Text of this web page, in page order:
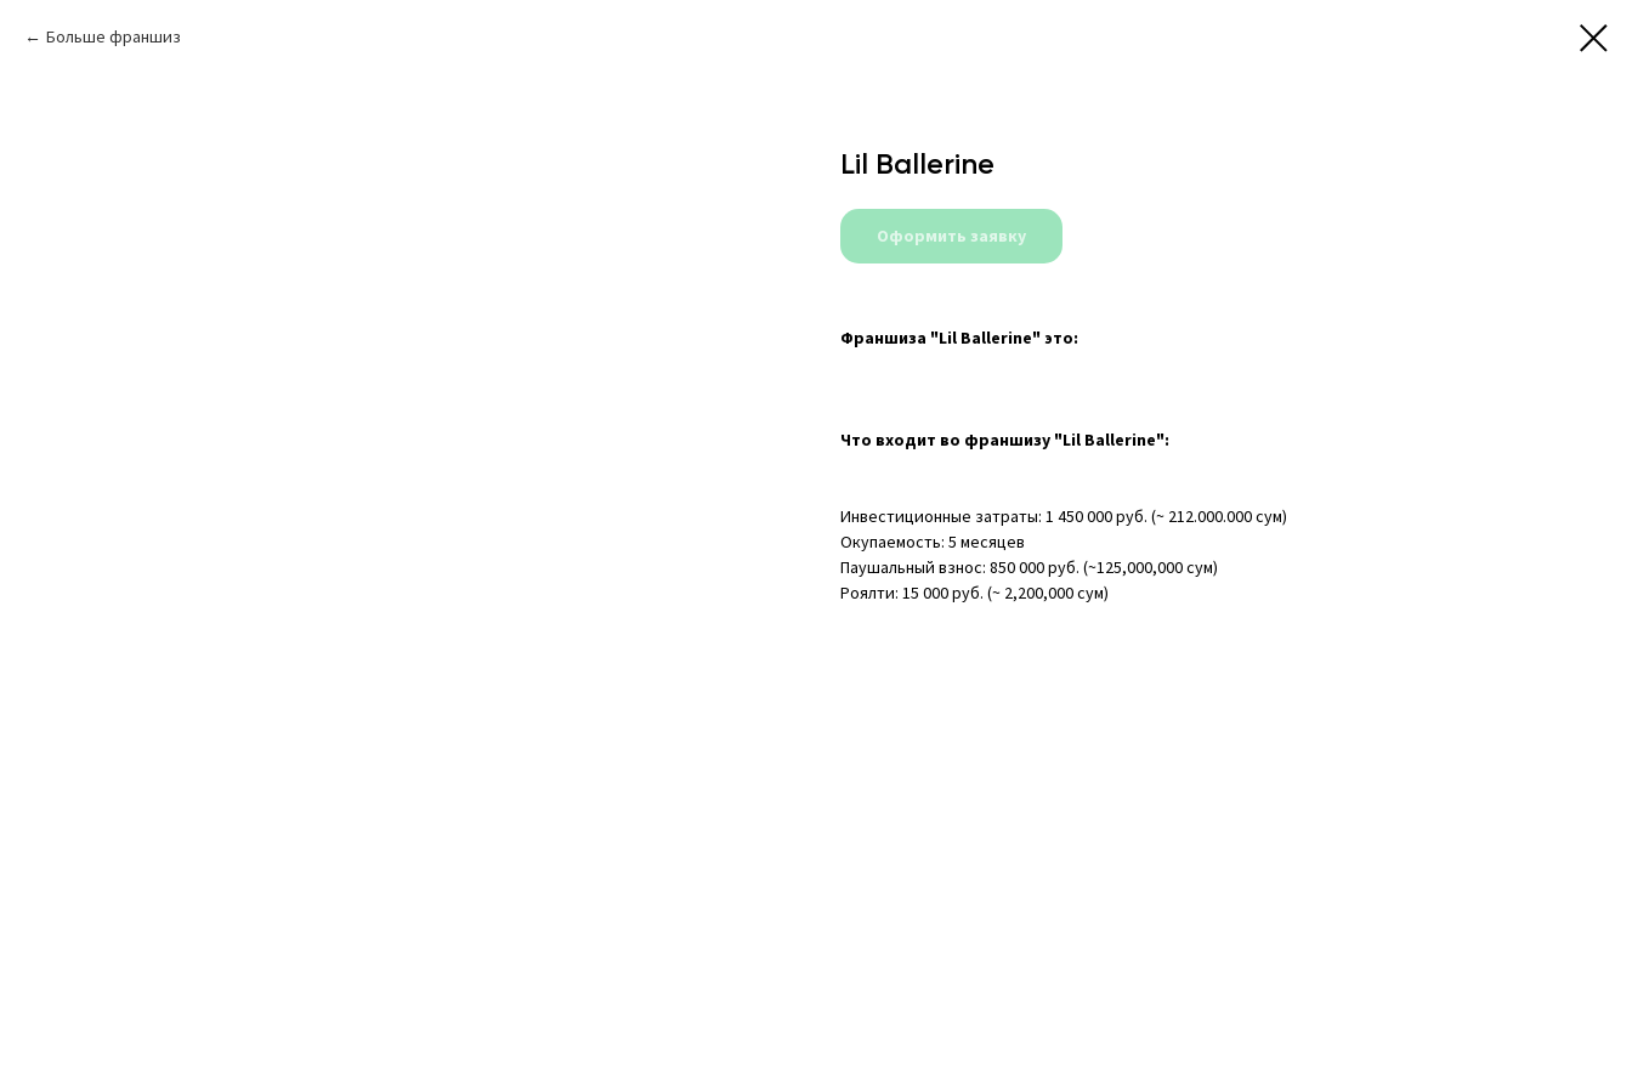
Больше франшиз
Lil Ballerine
Оформить заявку
Франшиза "Lil Ballerine" это:
Что входит во франшизу "Lil Ballerine":
Инвестиционные затраты: 1 450 000 руб. (~ 212.000.000 сум)
Окупаемость: 5 месяцев
Паушальный взнос: 850 000 руб. (~125,000,000 сум)
Роялти: 15 000 руб. (~ 2,200,000 сум)